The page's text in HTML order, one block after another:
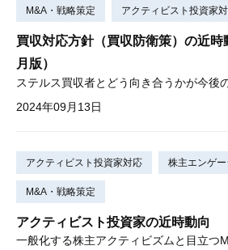
M&A・戦略策定 アクティビスト投資家
買収対応方針（買収防衛策）の近時
月版）
ステルス買収者とどう向き合うかが今後
2024年09月13日
アクティビスト投資家対応 株主エンゲ
M&A・戦略策定
アクティビスト投資家の近時動向